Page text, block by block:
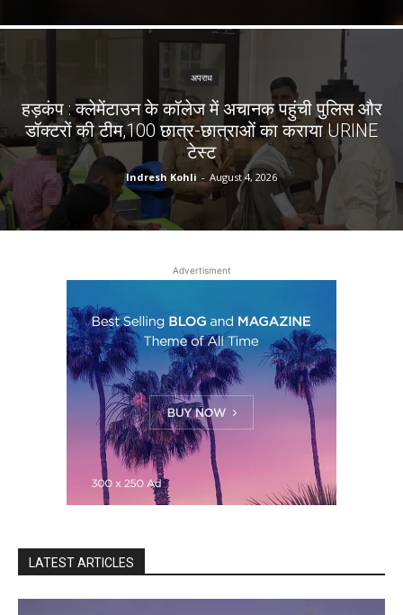
अपराध
हड़कंप : क्लेमेंटाउन के कॉलेज में अचानक पहुंची पुलिस और
डॉक्टरों की टीम,100 छात्र-छात्राओं का कराया URINE
टेस्ट
Indresh Kohli - August 4, 2026
Advertisment
LATEST ARTICLES